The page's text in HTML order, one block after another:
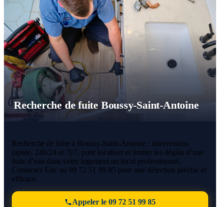
Recherche de fuite Boussy-Saint-Antoine
Recherche de fuite à Boussy-Saint-Antoine : intervention
rapide, 24h/24 et 7j/7, pour localiser et limiter les dégâts d’une
fuite d’eau dans votre logement ou local professionnel.
Contactez Eric au 09 72 51 99 85 pour une détection précise et
efficace.
Appeler le 09 72 51 99 85